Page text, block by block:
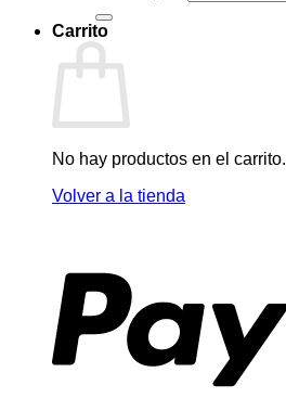
Carrito
No hay productos en el carrito.
Volver a la tienda